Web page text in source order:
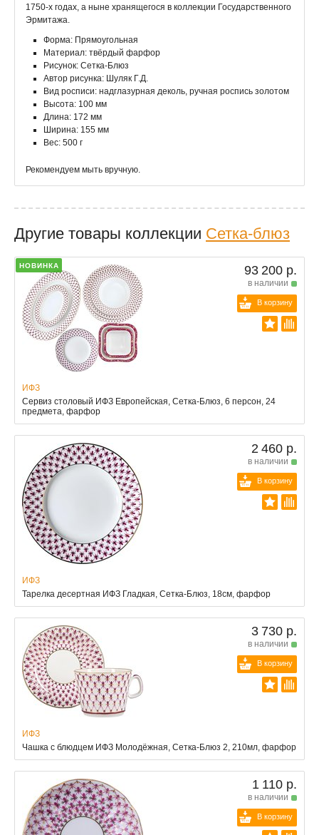
1750-х годах, а ныне хранящегося в коллекции Государственного
Эрмитажа.
Форма: Прямоугольная
Материал: твёрдый фарфор
Рисунок: Сетка-Блюз
Автор рисунка: Шуляк Г.Д.
Вид росписи: надглазурная деколь, ручная роспись золотом
Высота: 100 мм
Длина: 172 мм
Ширина: 155 мм
Вес: 500 г
Рекомендуем мыть вручную.
Другие товары коллекции Сетка-блюз
НОВИНКА 93 200 р.
в наличии
В корзину
ИФЗ
Сервиз столовый ИФЗ Европейская, Сетка-Блюз, 6 персон, 24
предмета, фарфор
2 460 р.
в наличии
В корзину
ИФЗ
Тарелка десертная ИФЗ Гладкая, Сетка-Блюз, 18см, фарфор
3 730 р.
в наличии
В корзину
ИФЗ
Чашка с блюдцем ИФЗ Молодёжная, Сетка-Блюз 2, 210мл, фарфор
1 110 р.
в наличии
В корзину